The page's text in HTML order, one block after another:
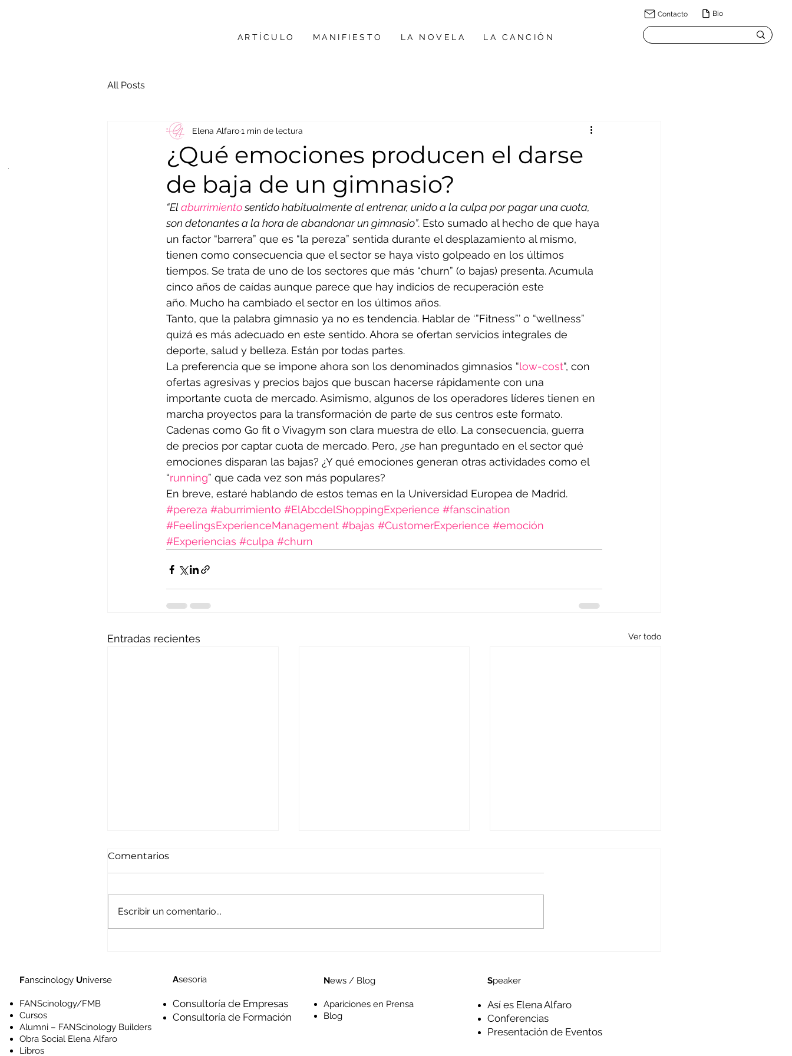
Bio
Contacto
ARTÍCULO MANIFIESTO LA NOVELA LA CANCIÓN
All Posts
¿Qué emociones producen el darse
de baja de un gimnasio?
Elena Alfaro1 min de lectura
“El aburrimiento sentido habitualmente al entrenar, unido a la culpa por pagar una cuota,
son detonantes a la hora de abandonar un gimnasio”. Esto sumado al hecho de que haya
un factor “barrera” que es “la pereza” sentida durante el desplazamiento al mismo,
tienen como consecuencia que el sector se haya visto golpeado en los últimos
tiempos. Se trata de uno de los sectores que más “churn” (o bajas) presenta. Acumula
cinco años de caídas aunque parece que hay indicios de recuperación este
año. Mucho ha cambiado el sector en los últimos años.
Tanto, que la palabra gimnasio ya no es tendencia. Hablar de ‘”Fitness”’ o “wellness”
quizá es más adecuado en este sentido. Ahora se ofertan servicios integrales de
deporte, salud y belleza. Están por todas partes.
La preferencia que se impone ahora son los denominados gimnasios “low-cost“, con
ofertas agresivas y precios bajos que buscan hacerse rápidamente con una
importante cuota de mercado. Asimismo, algunos de los operadores líderes tienen en
marcha proyectos para la transformación de parte de sus centros este formato.
Cadenas como Go fit o Vivagym son clara muestra de ello. La consecuencia, guerra
de precios por captar cuota de mercado. Pero, ¿se han preguntado en el sector qué
emociones disparan las bajas? ¿Y qué emociones generan otras actividades como el
“running” que cada vez son más populares?
En breve, estaré hablando de estos temas en la Universidad Europea de Madrid.
#pereza #aburrimiento #ElAbcdelShoppingExperience #fanscination
#FeelingsExperienceManagement #bajas #CustomerExperience #emoción
#Experiencias #culpa #churn
Entradas recientes Ver todo
inminente
Comentarios
Escribir un comentario...
Fanscinology Universe
FANScinology/FMB
Cursos
Alumni – FANScinology Builders
Obra Social Elena Alfaro
Libros
Asesoría
Consultoría de Empresas
Consultoría de Formación
News / Blog
Apariciones en Prensa
Blog
Speaker
Así es Elena Alfaro
Conferencias
Presentación de Eventos